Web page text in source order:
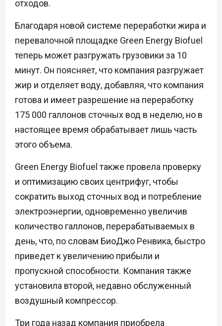
отходов.
Благодаря новой системе переработки жира и
перевалочной площадке Green Energy Biofuel
теперь может разгружать грузовики за 10
минут. Он поясняет, что компания разгружает
жир и отделяет воду, добавляя, что компания
готова и имеет разрешение на переработку
175 000 галлонов сточных вод в неделю, но в
настоящее время обрабатывает лишь часть
этого объема.
Green Energy Biofuel также провела проверку
и оптимизацию своих центрифуг, чтобы
сократить выход сточных вод и потребление
электроэнергии, одновременно увеличив
количество галлонов, перерабатываемых в
день, что, по словам БиоДжо Ренвика, быстро
приведет к увеличению прибыли и
пропускной способности. Компания также
установила второй, недавно обслуженный
воздушный компрессор.
Три года назад компания приобрела